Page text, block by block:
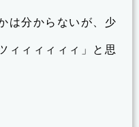
は分からないが、少
ィィィィィィ」と思